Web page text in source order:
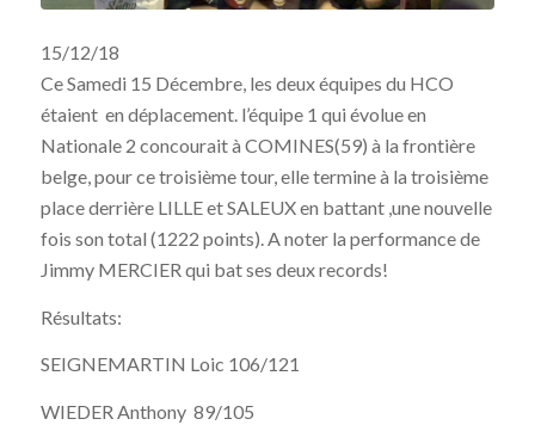
15/12/18
Ce Samedi 15 Décembre, les deux équipes du HCO
étaient en déplacement. l’équipe 1 qui évolue en
Nationale 2 concourait à COMINES(59) à la frontière
belge, pour ce troisième tour, elle termine à la troisième
place derrière LILLE et SALEUX en battant ,une nouvelle
fois son total (1222 points). A noter la performance de
Jimmy MERCIER qui bat ses deux records!
Résultats:
SEIGNEMARTIN Loic 106/121
WIEDER Anthony 89/105